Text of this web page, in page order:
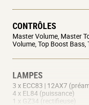
CONTRÔLES
Master Volume, Master
Volume, Top Boost Bass,
LAMPES
3 x ECC83 | 12AX7
4 x EL84 (puissance)
1 x GZ34 (rectifieuse)